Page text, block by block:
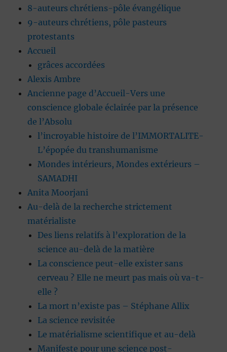
8-auteurs chrétiens-pôle évangélique
9-auteurs chrétiens, pôle pasteurs
protestants
Accueil
grâces accordées
Alexis Ambre
Ancienne page d’Accueil-Vers une
conscience globale éclairée par la présence
de l’Absolu
l’incroyable histoire de l’IMMORTALITE-
L’épopée du transhumanisme
Mondes intérieurs, Mondes extérieurs –
SAMADHI
Anita Moorjani
Au-delà de la recherche strictement
matérialiste
Des liens relatifs à l’exploration de la
science au-delà de la matière
La conscience peut-elle exister sans
cerveau ? Elle ne meurt pas mais où va-t-
elle ?
La mort n’existe pas – Stéphane Allix
La science revisitée
Le matérialisme scientifique et au-delà
Manifeste pour une science post-